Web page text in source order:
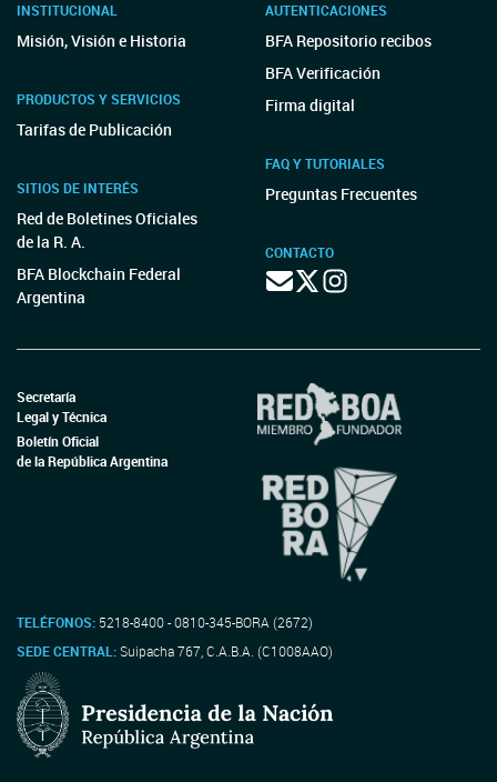
INSTITUCIONAL
Misión, Visión e Historia
PRODUCTOS Y SERVICIOS
Tarifas de Publicación
SITIOS DE INTERÉS
Red de Boletines Oficiales
de la R. A.
BFA Blockchain Federal
Argentina
AUTENTICACIONES
BFA Repositorio recibos
BFA Verificación
Firma digital
FAQ Y TUTORIALES
Preguntas Frecuentes
CONTACTO
Secretaría
Legal y Técnica
Boletín Oficial
de la República Argentina
TELÉFONOS: 5218-8400 - 0810-345-BORA (2672)
SEDE CENTRAL:Suipacha 767, C.A.B.A. (C1008AAO)